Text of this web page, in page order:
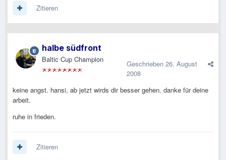
Zitieren
halbe südfront
Baltic Cup Champion Geschrieben 26. August
2008
keine angst. hansi, ab jetzt wirds dir besser gehen. danke für deine
arbeit.
ruhe in frieden.
Zitieren